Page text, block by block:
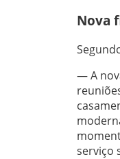
Nova
— A
serviço